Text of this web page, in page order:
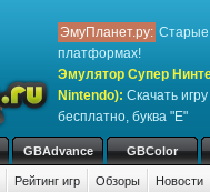
ЭмуПланет.ру: Старые
платформах!
Эмулятор Супер
Nintendo): Скачать игру
бесплатно, буква "E"
GBAdvance GBColor
Рейтинг игр Обзоры Новости